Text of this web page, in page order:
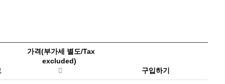
가격(부가세 별도/Tax
excluded)
구입하기